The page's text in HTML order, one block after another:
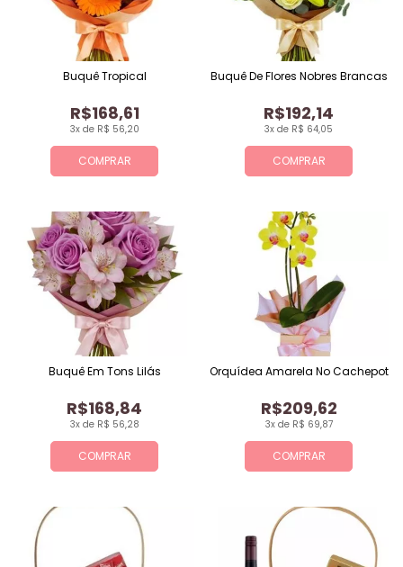
COMPRAR
3x de R$ 56,20
R$168,61
Buquê Tropical
COMPRAR
3x de R$ 64,05
R$192,14
Buquê De Flores Nobres Brancas
COMPRAR
3x de R$ 56,28
R$168,84
Buquê Em Tons Lilás
COMPRAR
3x de R$ 69,87
R$209,62
Orquídea Amarela No Cachepot